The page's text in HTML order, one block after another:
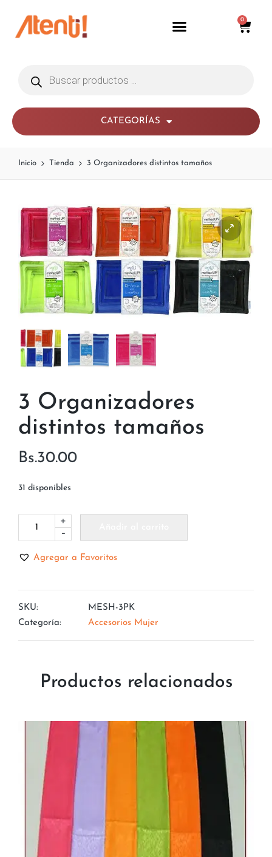
0
CATEGORÍAS
Inicio Tienda 3 Organizadores distintos tamaños
3 Organizadores
distintos tamaños
Bs.30.00
31 disponibles
-
+
Agregar a Favoritos
SKU:
MESH-3PK
Categoría:
Accesorios Mujer
Productos relacionados